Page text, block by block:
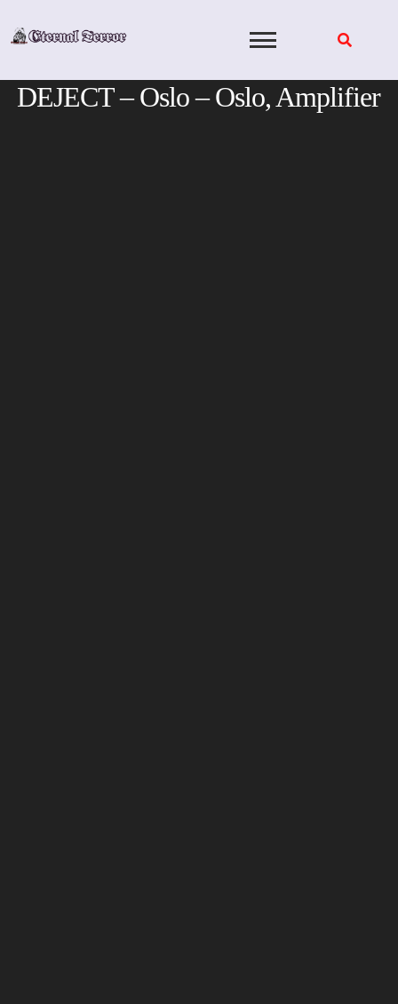
DEJECT – Oslo – Oslo, Amplifier